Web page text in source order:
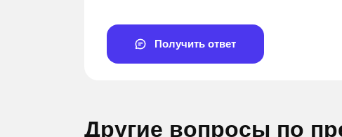
Получить ответ
Другие вопросы по